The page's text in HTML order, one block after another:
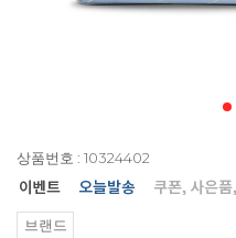
상품번호 : 10324402
브랜드